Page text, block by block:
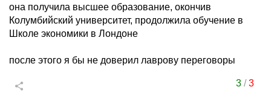
она получила высшее образование, окончив
Колумбийский университет, продолжила обучение в
Школе экономики в Лондоне
после этого я бы не доверил лаврову переговоры
3/3